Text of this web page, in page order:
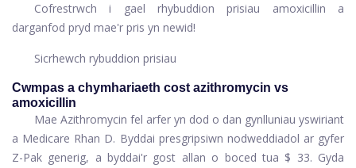
Cofrestrwch i gael rhybuddion prisiau amoxicillin a
darganfod pryd mae'r pris yn newid!
Sicrhewch rybuddion prisiau
Cwmpas a chymhariaeth cost azithromycin vs
amoxicillin
Mae Azithromycin fel arfer yn dod o dan gynlluniau yswiriant
a Medicare Rhan D. Byddai presgripsiwn nodweddiadol ar gyfer
Z-Pak generig, a byddai'r gost allan o boced tua $ 33. Gyda